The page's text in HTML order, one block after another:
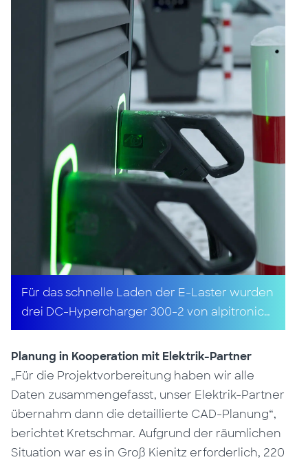
Für das schnelle Laden der E-Laster wurden
drei DC-Hypercharger 300-2 von alpitronic
installiert.
Planung in Kooperation mit Elektrik-Partner
„Für die Projektvorbereitung haben wir alle
Daten zusammengefasst, unser Elektrik-Partner
übernahm dann die detaillierte CAD-Planung“,
berichtet Kretschmar. Aufgrund der räumlichen
Situation war es in Groß Kienitz erforderlich, 220